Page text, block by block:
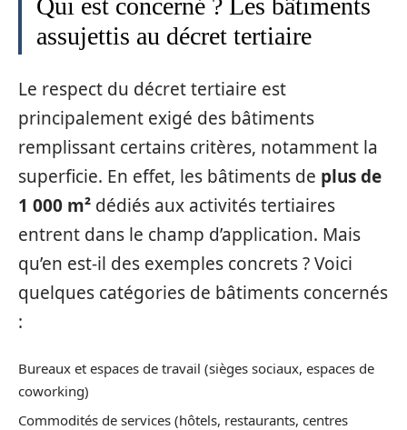
assujettis au décret tertiaire
Le respect du décret tertiaire est
principalement exigé des bâtiments
remplissant certains critères, notamment la
superficie. En effet, les bâtiments de plus de
1 000 m² dédiés aux activités tertiaires
entrent dans le champ d’application. Mais
qu’en est-il des exemples concrets ? Voici
quelques catégories de bâtiments concernés
:
Bureaux et espaces de travail (sièges sociaux, espaces de
coworking)
Commodités de services (hôtels, restaurants, centres